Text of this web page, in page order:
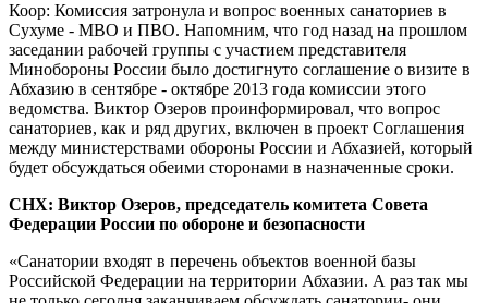
Коор: Комиссия затронула и вопрос военных санаториев в
Сухуме - МВО и ПВО. Напомним, что год назад на прошлом
заседании рабочей группы с участием представителя
Минобороны России было достигнуто соглашение о визите в
Абхазию в сентябре - октябре 2013 года комиссии этого
ведомства. Виктор Озеров проинформировал, что вопрос
санаториев, как и ряд других, включен в проект Соглашения
между министерствами обороны России и Абхазией, который
будет обсуждаться обеими сторонами в назначенные сроки.
СНХ: Виктор Озеров, председатель комитета Совета
Федерации России по обороне и безопасности
«Санатории входят в перечень объектов военной базы
Российской Федерации на территории Абхазии. А раз так мы